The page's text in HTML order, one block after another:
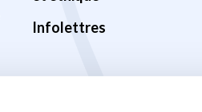
Infolettres